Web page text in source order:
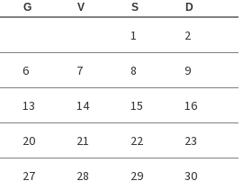
G V S D
1 2
6 7 8 9
13 14 15 16
20 21 22 23
27 28 29 30